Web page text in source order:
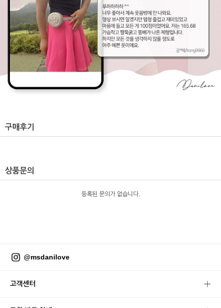
구매후기
상품문의
등록된 문의가 없습니다.
@msdanilove
고객센터